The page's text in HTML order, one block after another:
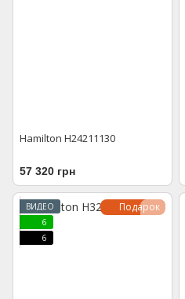
Hamilton H24211130
57 320 грн
Подарок
ВИДЕО
6
6